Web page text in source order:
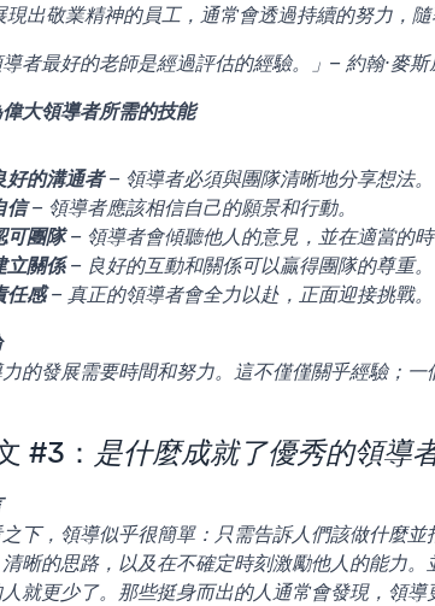
現出敬業精神的員工，通常會透過持續的努力，
導者最好的老師是經過評估的經驗。」– 約翰·麥
大領導者所需的技能
好的溝通者 – 領導者必須與團隊清晰地分享想法。
信 – 領導者應該相信自己的願景和行動。
可團隊 – 領導者會傾聽他人的意見，並在適當的時
立關係 – 良好的互動和關係可以贏得團隊的尊重。
任感 – 真正的領導者會全力以赴，正面迎接挑戰。
的發展需要時間和努力。這不僅僅關乎經驗；一
#3： 是什麼成就了優秀的領導
之下，領導似乎很簡單：只需告訴人們該做什麼
晰的思路，以及在不確定時刻激勵他人的能力
就更少了。那些挺身而出的人通常會發現，領導